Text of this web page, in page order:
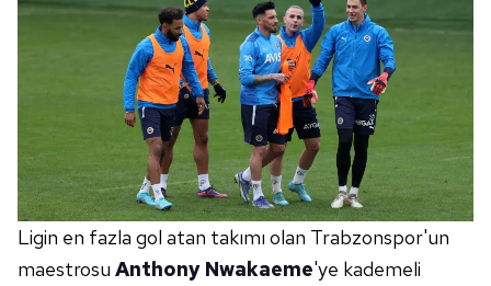
Ligin en fazla gol atan takımı olan Trabzonspor'un
maestrosu Anthony Nwakaeme'ye kademeli